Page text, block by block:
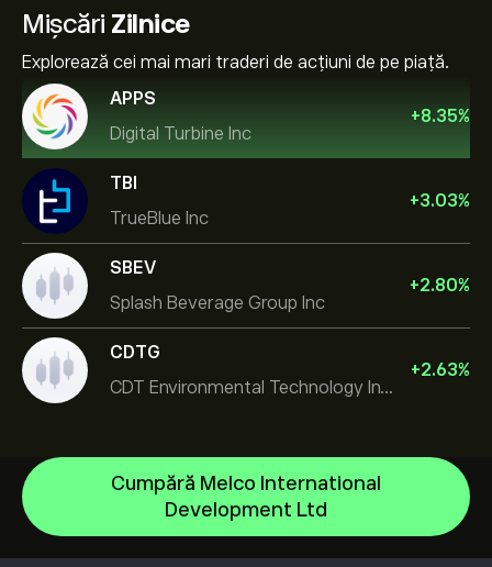
Mișcări Zilnice
Explorează cei mai mari traderi de acțiuni de pe piață.
APPS
Digital Turbine Inc
+8.35%
TBI
TrueBlue Inc
+3.03%
SBEV
Splash Beverage Group Inc
+2.80%
CDTG
CDT Environmental Technology Investment Holdings L
+2.63%
Cumpără Melco International
Development Ltd
Micron Technology, Inc.
Space Exploration Technologies Corp